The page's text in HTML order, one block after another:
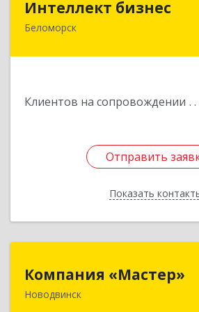
Интеллект бизнес
Беломорск
Клиентов на сопровождении
Отправить
Показать
Отправить
Назад
Компания «Мастер»
Новодвинск164902, Архангельская